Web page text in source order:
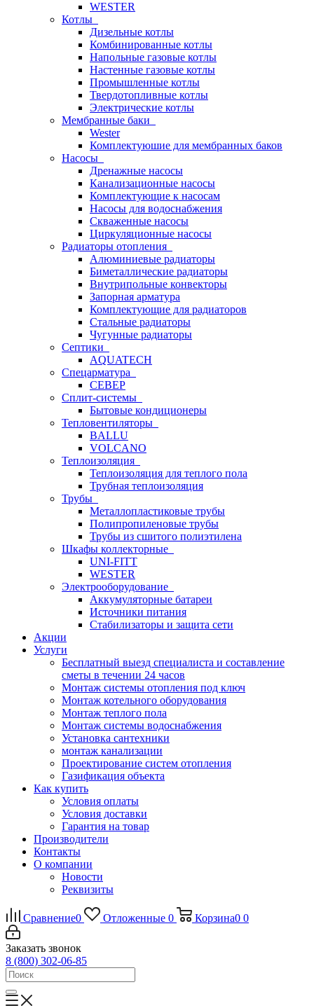
WESTER
Котлы
Дизельные котлы
Комбинированные котлы
Напольные газовые котлы
Настенные газовые котлы
Промышленные котлы
Твердотопливные котлы
Электрические котлы
Мембранные баки
Wester
Комплектуюшие для мембранных баков
Насосы
Дренажные насосы
Канализационные насосы
Комплектующие к насосам
Насосы для водоснабжения
Скваженные насосы
Циркуляционные насосы
Радиаторы отопления
Алюминиевые радиаторы
Биметаллические радиаторы
Внутрипольные конвекторы
Запорная арматура
Комплектующие для радиаторов
Стальные радиаторы
Чугунные радиаторы
Септики
AQUATECH
Спецарматура
СЕВЕР
Сплит-системы
Бытовые кондиционеры
Тепловентиляторы
BALLU
VOLCANO
Теплоизоляция
Теплоизоляция для теплого пола
Трубная теплоизоляция
Трубы
Металлопластиковые трубы
Полипропиленовые трубы
Трубы из сшитого полиэтилена
Шкафы коллекторные
UNI-FITT
WESTER
Электрооборудование
Аккумуляторные батареи
Источники питания
Стабилизаторы и защита сети
Акции
Услуги
Бесплатный выезд специалиста и составление
сметы в течении 24 часов
Монтаж системы отопления под ключ
Монтаж котельного оборудования
Монтаж теплого пола
Монтаж системы водоснабжения
Установка сантехники
монтаж канализации
Проектирование систем отопления
Газификация объекта
Как купить
Условия оплаты
Условия доставки
Гарантия на товар
Производители
Контакты
О компании
Новости
Реквизиты
Сравнение0 Отложенные 0 Корзина0 0
Заказать звонок
8 (800) 302-06-85